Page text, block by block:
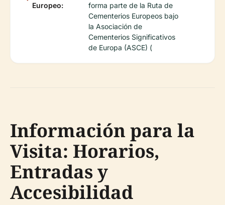
Europeo:
forma parte de la Ruta de
Cementerios Europeos bajo
la Asociación de
Cementerios Significativos
de Europa (ASCE) (
Información para la
Visita: Horarios,
Entradas y
Accesibilidad